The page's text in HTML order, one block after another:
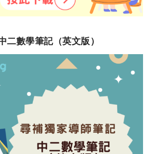
二數學筆記（英文版）